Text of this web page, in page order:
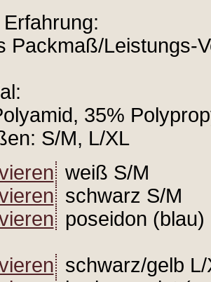
Packmaß/Leistungs-
35%
S/M, L/XL
weiß S/M
schwarz S/M
poseidon (blau)
schwarz/gelb L/